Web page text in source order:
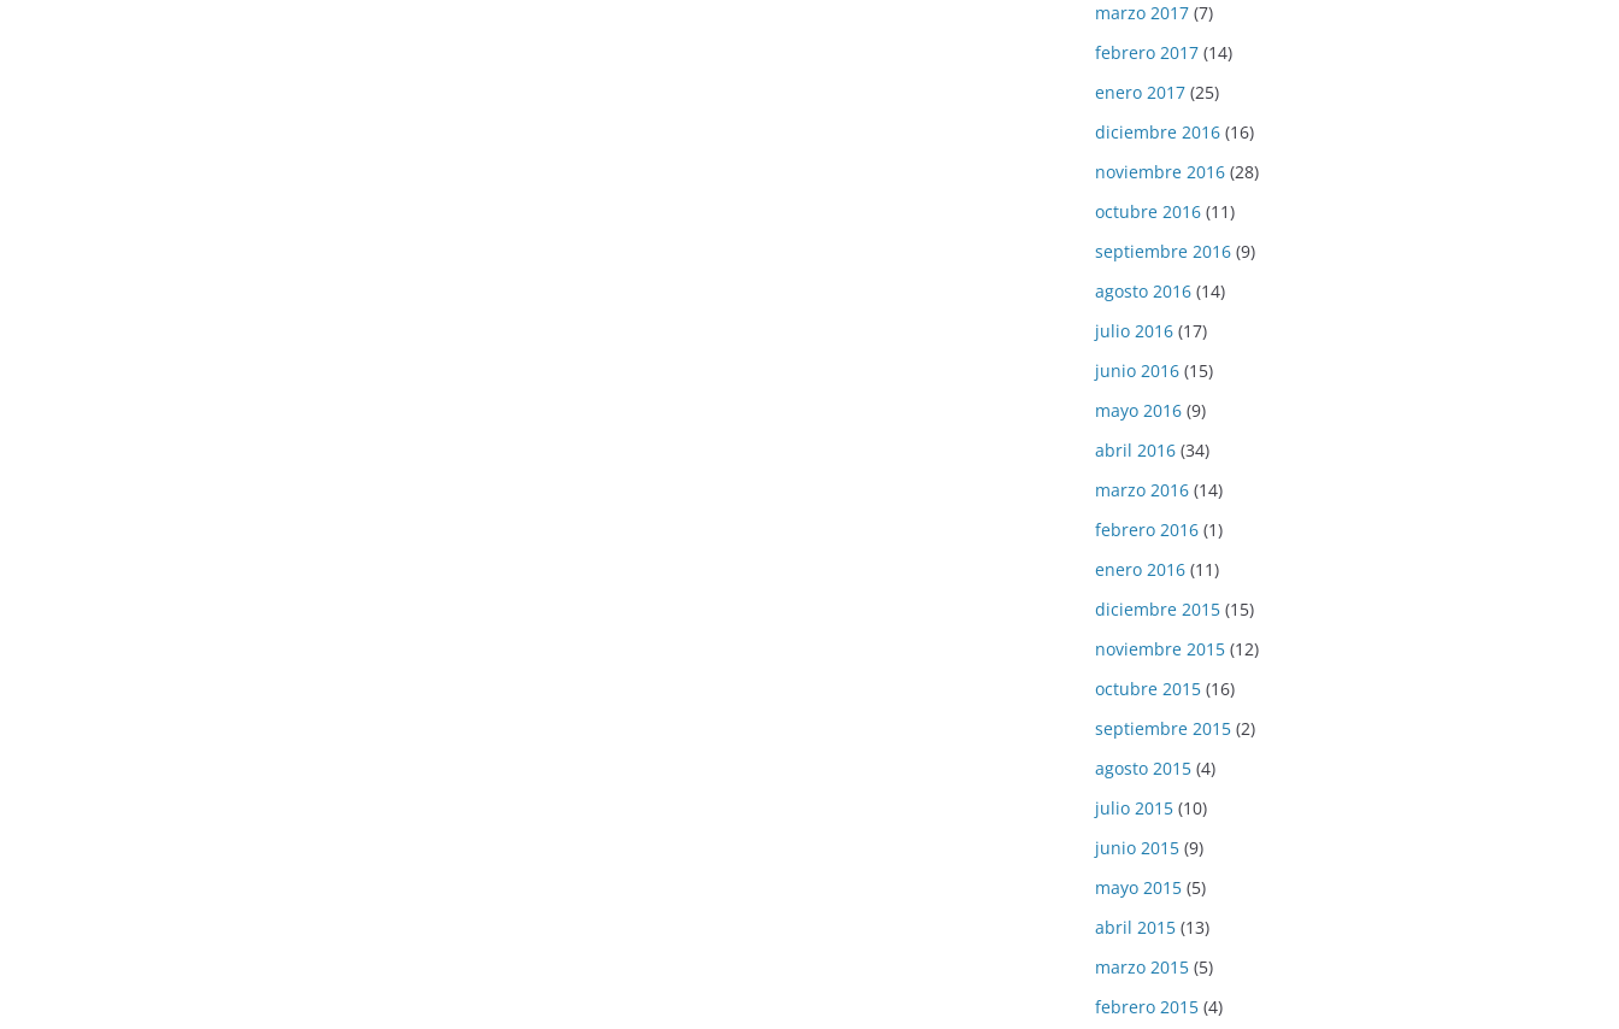
marzo 2017 (7)
febrero 2017 (14)
enero 2017 (25)
diciembre 2016 (16)
noviembre 2016 (28)
octubre 2016 (11)
septiembre 2016 (9)
agosto 2016 (14)
julio 2016 (17)
junio 2016 (15)
mayo 2016 (9)
abril 2016 (34)
marzo 2016 (14)
febrero 2016 (1)
enero 2016 (11)
diciembre 2015 (15)
noviembre 2015 (12)
octubre 2015 (16)
septiembre 2015 (2)
agosto 2015 (4)
julio 2015 (10)
junio 2015 (9)
mayo 2015 (5)
abril 2015 (13)
marzo 2015 (5)
febrero 2015 (4)